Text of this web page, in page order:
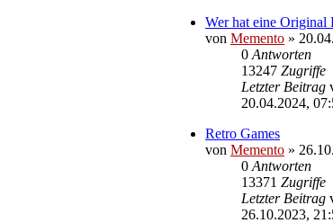
Wer hat eine Original
von Memento »
0 Antworten
13247 Zugriffe
Letzter Beitrag
20.04.2024,
Retro Games
von Memento »
0 Antworten
13371 Zugriffe
Letzter Beitrag
26.10.2023,